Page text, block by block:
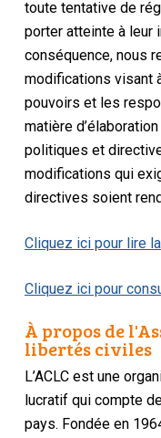
toute tentative de
porter atteinte à leur
conséquence, nous
modifications visant
pouvoirs et les
matière
politiques et
modifications qui
directives soient
Cliquez ici pour lire
Cliquez ici pour
À propos de
libertés civiles
L’ACLC est une
lucratif qui compte
pays. Fondée en